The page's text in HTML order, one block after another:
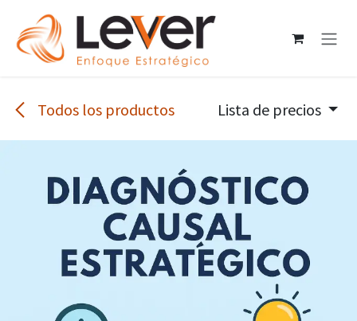
Ir al contenido
Todos los productos Lista de precios